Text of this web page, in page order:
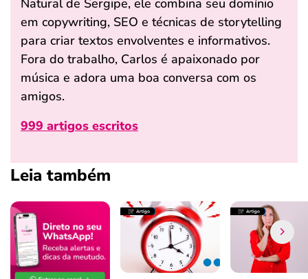
em copywriting, SEO e técnicas de storytelling
para criar textos envolventes e informativos.
Fora do trabalho, Carlos é apaixonado por
música e adora uma boa conversa com os
amigos.
999 artigos escritos
Leia também